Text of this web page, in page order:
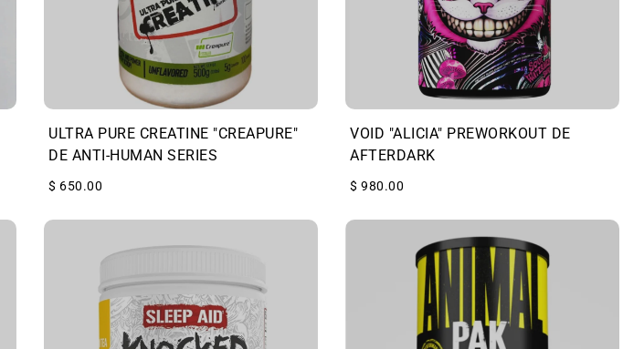
ULTRA PURE CREATINE "CREAPURE"
DE ANTI-HUMAN SERIES
$ 650.00
VOID "ALICIA" PREWORKOUT DE
AFTERDARK
$ 980.00